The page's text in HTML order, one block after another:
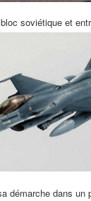
soviétique et
démarche dans un